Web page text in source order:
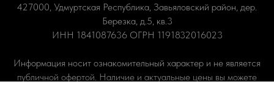
427000, Удмуртская Республика, Завьяловский район, дер.
Березка, д.5, кв.3
ИНН 1841087636 ОГРН 1191832016023
Информация носит ознакомительный характер и не является
публичной офертой. Наличие и актуальные цены вы можете